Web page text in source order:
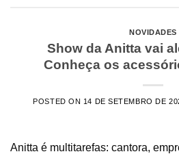
NOVIDADES
Show da Anitta vai
Conheça os
POSTED ON 14 DE SETEMBRO DE
Anitta é multitarefas: cantora,